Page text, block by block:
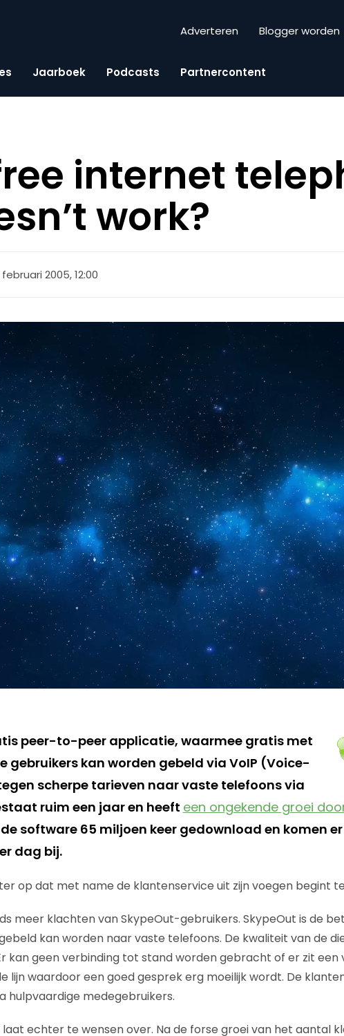
Adverteren Blogger worden
Jaarboek Podcasts Partnercontent
internet
work?
februari 2005, 12:00
peer-to-peer applicatie, waarmee gratis met
gebruikers kan worden gebeld via VoIP (Voice-
scherpe tarieven naar vaste telefoons via
ruim een jaar en heeft een ongekende groei
software 65 miljoen keer gedownload en komen er
dag bij.
op dat met name de klantenservice uit zijn voegen begint
meer klachten van SkypeOut-gebruikers. SkypeOut is de
kan worden naar vaste telefoons. De kwaliteit van de
kan geen verbinding tot stand worden gebracht of er zit een
lijn waardoor een goed gesprek erg moeilijk wordt. De
hulpvaardige medegebruikers.
laat echter te wensen over. Na de forse groei van het aantal